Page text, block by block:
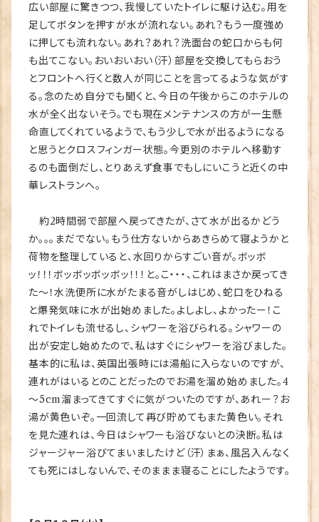
広い部屋に驚きつつ、我慢していたトイレに駆け込む。用を
足してボタンを押すが水が流れない。あれ？もう一度強め
に押しても流れない。あれ？あれ？洗面台の蛇口からも何
も出てこない。おいおいおい（汗）部屋を交換してもらおう
とフロントへ行くと数人が同じことを言ってるような気がす
る。念のため自分でも聞くと、今日の午後からこのホテルの
水が全く出ないそう。でも現在メンテナンスの方が一生懸
命直してくれているようで、もう少しで水が出るようになる
と思うとクロスフィンガー状態。今更別のホテルへ移動す
るのも面倒だし、とりあえず食事でもしにいこうと近くの中
華レストランへ。
約2時間弱で部屋へ戻ってきたが、さて水が出るかどう
か。。。まだでない。もう仕方ないからあきらめて寝ようかと
荷物を整理していると、水回りからすごい音が。ボッボ
ッ！！！ボッボッボッボッ！！！と。こ・・・、これはまさか戻ってき
た～！水洗便所に水がたまる音がしはじめ、蛇口をひねる
と爆発気味に水が出始めました。よしよし、よかったー！こ
れでトイレも流せるし、シャワーを浴びられる。シャワーの
出が安定し始めたので、私はすぐにシャワーを浴びました。
基本的に私は、英国出張時には湯船に入らないのですが、
連れがはいるとのことだったのでお湯を溜め始めました。4
～5cm溜まってきてすぐに気がついたのですが、あれー？お
湯が黄色いぞ。一回流して再び貯めてもまた黄色い。それ
を見た連れは、今日はシャワーも浴びないとの決断。私は
ジャージャー浴びてまいましたけど（汗）まぁ、風呂入んなく
ても死にはしないんで、そのままま寝ることにしたようです。